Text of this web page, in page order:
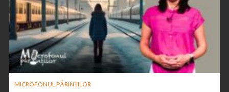
MICROFONUL PĂRINȚILOR